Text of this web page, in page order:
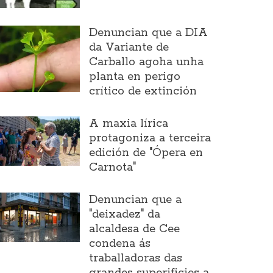
Denuncian que a DIA
da Variante de
Carballo agoha unha
planta en perigo
crítico de extinción
A maxia lírica
protagoniza a terceira
edición de "Ópera en
Carnota"
Denuncian que a
"deixadez" da
alcaldesa de Cee
condena ás
traballadoras das